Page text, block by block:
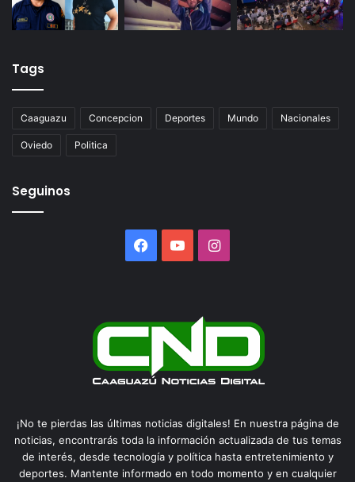
Tags
Caaguazu Concepcion Deportes Mundo Nacionales
Oviedo Politica
Seguinos
Facebook
YouTubeInstagram
¡No te pierdas las últimas noticias digitales! En nuestra página de
noticias, encontrarás toda la información actualizada de tus temas
de interés, desde tecnología y política hasta entretenimiento y
deportes. Mantente informado en todo momento y en cualquier